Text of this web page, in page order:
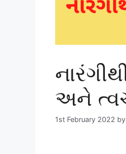
અને
1st February 2022 by